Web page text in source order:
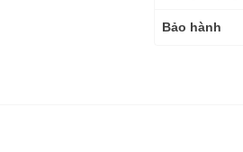
Bảo hành